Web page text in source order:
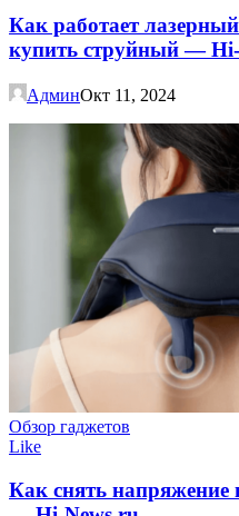
Как работает
купить струйный —
АдминОкт 11, 2024
Обзор гаджетов
Like
Как снять